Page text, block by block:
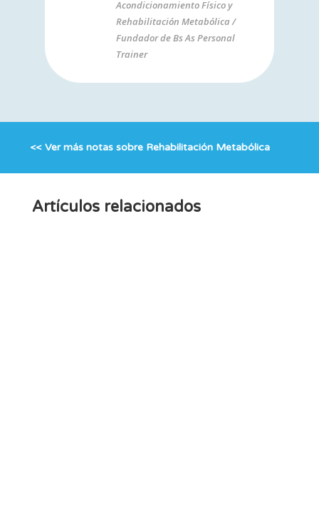
Acondicionamiento Físico y
Rehabilitación Metabólica /
Fundador de Bs As Personal
Trainer
<< Ver más notas sobre Rehabilitación Metabólica
Artículos relacionados